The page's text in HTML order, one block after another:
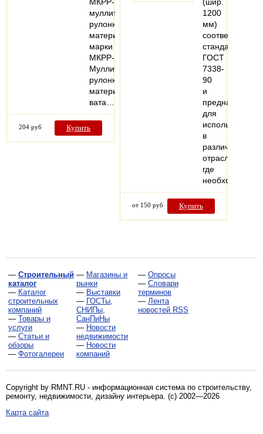
муллитокремнеземистый
рулонный
материал
марки
МКРР-130.
Муллитокремнеземистый
рулонный
материал
вата…
204 руб Купить
1200
мм)
соответствует
стандартам
ГОСТ
7338-
90
и
предназначена
для
использования
в
различных
отраслях,
где
необходимо…
от 150 руб Купить
— Строительный
каталог
— Каталог
строительных
компаний
— Товары и
услуги
— Статьи и
обзоры
— Фотогалереи
— Магазины и
рынки
— Выставки
— ГОСТы,
СНИПы,
СанПиНы
— Новости
недвижимости
— Новости
компаний
— Опросы
— Словари
терминов
— Лента
новостей RSS
Copyright by RMNT.RU - информационная система по строительству,
ремонту, недвижимости, дизайну интерьера . (c) 2002—2026
Карта сайта